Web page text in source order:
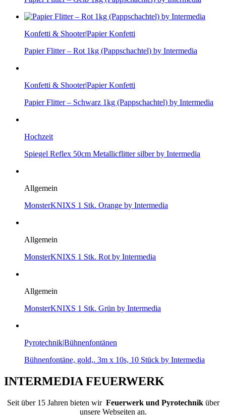
Konfetti & Shooter|Papier Konfetti
Papier Flitter – Rot 1kg (Pappschachtel) by Intermedia
Konfetti & Shooter|Papier Konfetti
Papier Flitter – Schwarz 1kg (Pappschachtel) by Intermedia
Hochzeit
Spiegel Reflex 50cm Metallicflitter silber by Intermedia
Allgemein
MonsterKNIXS 1 Stk. Orange by Intermedia
Allgemein
MonsterKNIXS 1 Stk. Rot by Intermedia
Allgemein
MonsterKNIXS 1 Stk. Grün by Intermedia
Pyrotechnik|Bühnenfontänen
Bühnenfontäne, gold,. 3m x 10s, 10 Stück by Intermedia
INTERMEDIA FEUERWERK
Seit über 15 Jahren bieten wir Feuerwerk und Pyrotechnik über
unsere Webseiten an.